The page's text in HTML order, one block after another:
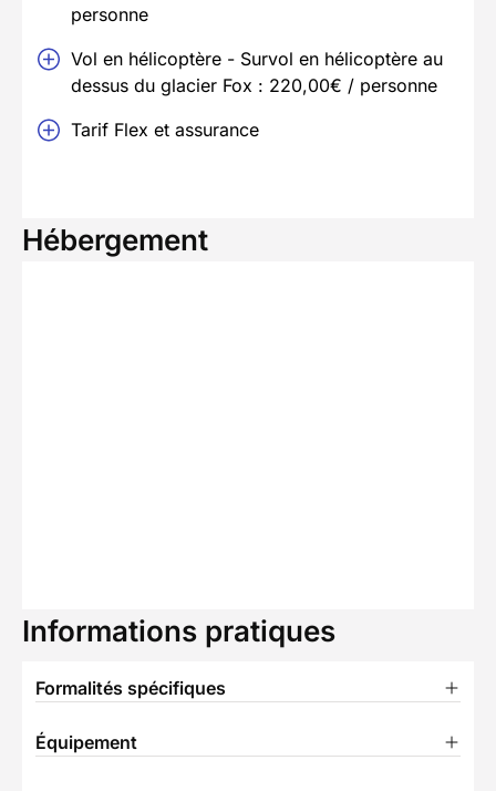
personne
Vol en hélicoptère - Survol en hélicoptère au
dessus du glacier Fox : 220,00€ / personne
Tarif Flex et assurance
Hébergement
Informations pratiques
Formalités spécifiques
Équipement